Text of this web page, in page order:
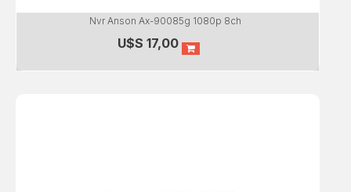
Nvr Anson Ax-90085g 1080p 8ch
U$S 17,00